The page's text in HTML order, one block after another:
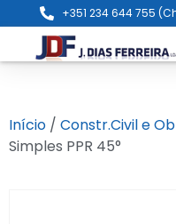
+351 234 644 755
Início / Constr.Civil e
Simples PPR 45°